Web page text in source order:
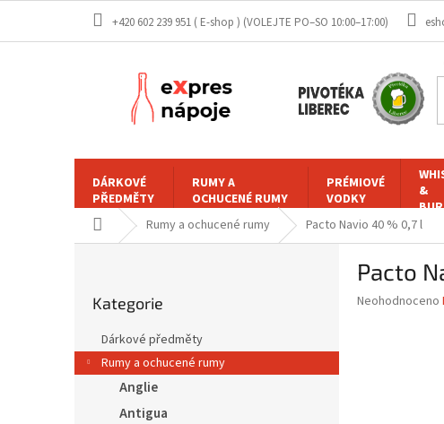
obsah
+420 602 239 951 ( E-shop )
DÁRKOVÉ
PŘEDMĚTY
RUMY A
OCHUCENÉ RUMY
PRÉMIOVÉ
VODKY
&
Domů Rumy a ochucené rumy Pacto Navio 40 % 0,7 l
a
n
kategorie
Kategorie
Dárkové předměty
Rumy a ochucené rumy
Anglie
Antigua
Pacto
Průměrné
Neohodnoceno